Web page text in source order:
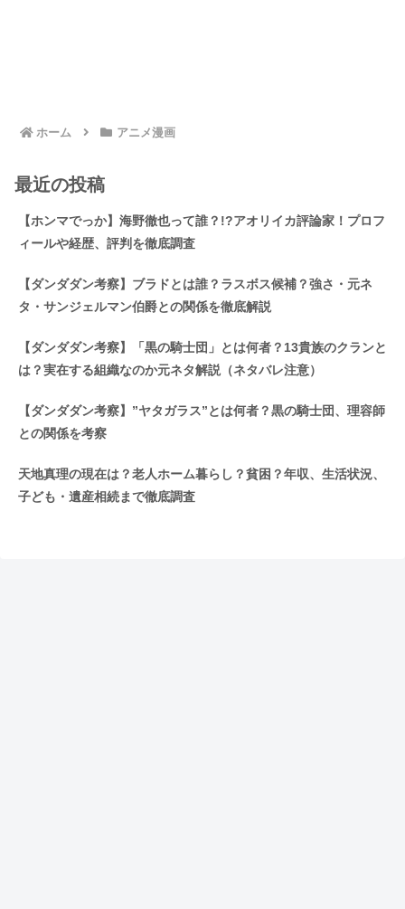
ホーム アニメ漫画
最近の投稿
【ホンマでっか】海野徹也って誰？!?アオリイカ評論家！プロフ
ィールや経歴、評判を徹底調査
【ダンダダン考察】ブラドとは誰？ラスボス候補？強さ・元ネ
タ・サンジェルマン伯爵との関係を徹底解説
【ダンダダン考察】「黒の騎士団」とは何者？13貴族のクランと
は？実在する組織なのか元ネタ解説（ネタバレ注意）
【ダンダダン考察】”ヤタガラス”とは何者？黒の騎士団、理容師
との関係を考察
天地真理の現在は？老人ホーム暮らし？貧困？年収、生活状況、
子ども・遺産相続まで徹底調査